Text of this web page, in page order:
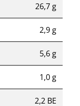
26,7 g
2,9 g
5,6 g
1,0 g
2,2 BE